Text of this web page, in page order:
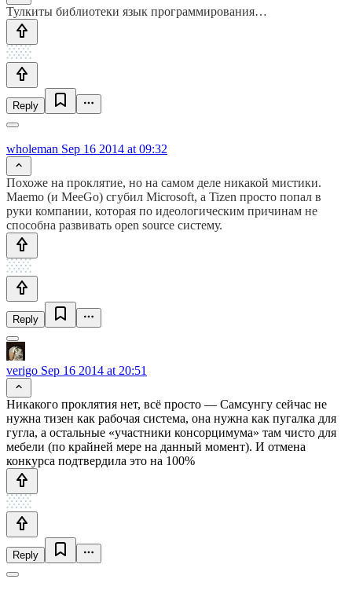
Тулкиты библиотеки язык программирования…
Reply
wholeman Sep 16 2014 at 09:32
Похоже на проклятие, но на самом деле никакой мистики.
Maemo (и MeeGo) сгубил Microsoft, а Tizen просто попал в
руки компании, которая по идеологическим причинам не
способна развивать open source систему.
Reply
verigo Sep 16 2014 at 20:51
Никакого проклятия нет, всё просто — Самсунгу сейчас не
нужна тизен как рабочая система, она нужна как пугалка для
гугла, а остальные «участники консорцимума» там чисто для
мебели (по крайней мере на данный момент). И отмена
конкурса подтвердила это на 100%
Reply